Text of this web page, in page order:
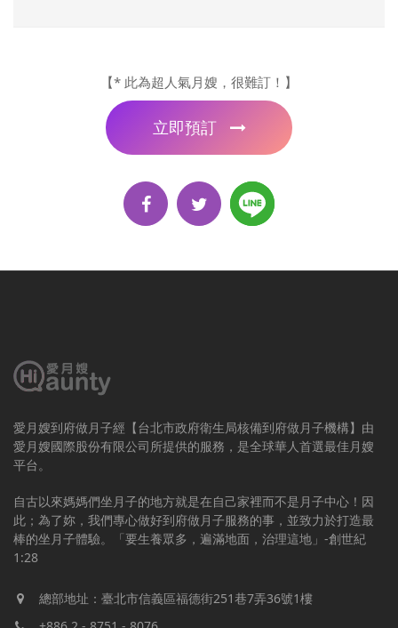
【* 此為超人氣月嫂，很難訂！】
立即預訂
愛月嫂到府做月子經【台北市政府衛生局核備到府做月子機構】由
愛月嫂國際股份有限公司所提供的服務，是全球華人首選最佳月嫂
平台。
自古以來媽媽們坐月子的地方就是在自己家裡而不是月子中心！因
此；為了妳，我們專心做好到府做月子服務的事，並致力於打造最
棒的坐月子體驗。「要生養眾多，遍滿地面，治理這地」-創世紀
1:28
總部地址：臺北市信義區福德街251巷7弄36號1樓